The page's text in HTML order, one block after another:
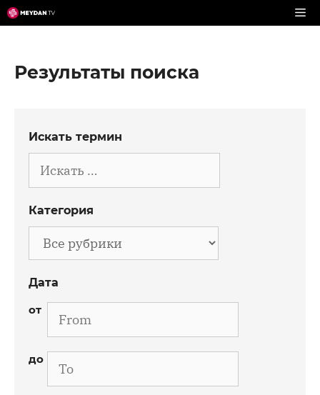
Перейти
к
Результаты поиска
Искать термин
Категория
Категория
Дата
от
до